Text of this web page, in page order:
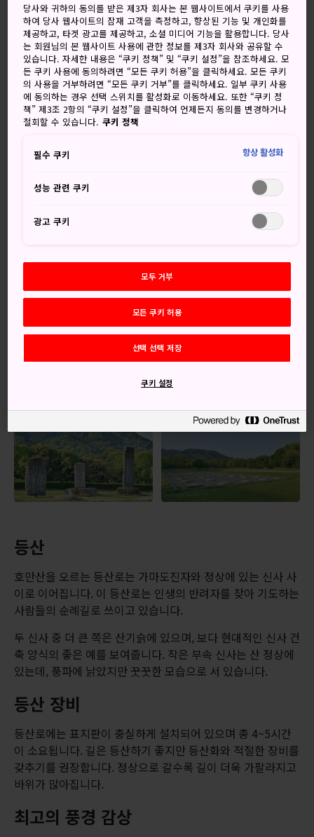
키워드 지도
정상에서 캠핑장과 아래 넓게 펼쳐
진 후쿠오카의 전경을 즐길 수 있는
다자이후 등산
호만산은다자이후시
외곽에 있는 반나절 가량의 하이킹 코
스입니다. 정상에서는 해안부터 북쪽의 시가지와 남쪽의 산지
까지 모두 아우르는 후쿠오카의 멋진 경치를 볼 수 있습니다.
등산로는 호만산 기슭의 가마도진자 옆에 있으며 다자이후역
에서 출발하는 지선 마을버스로 갈 수 있습니다.
버스는 약 30분 간격으로 출발하며, 다자이후역에서 가마도진
자까지는 약 10분 정도 거리입니다. 걸어가면 가마도진자까지
는 약 35분에서 40분 정도 걸립니다.
등산
호만산을 오르는 등산로는 가마도진자와 정상에 있는 신사 사
이로 이어집니다. 이 등산로는 인생의 반려자를 찾아 기도하는
사람들의 순례길로 쓰이고 있습니다.
두 신사 중 더 큰 쪽은 산기슭에 있으며, 보다 현대적인 신사 건
축 양식의 좋은 예를 보여줍니다. 작은 부속 신사는 산 정상에
있는데, 풍파에 낡았지만 꿋꿋한 모습으로 서 있습니다.
등산 장비
등산로에는 표지판이 충실하게 설치되어 있으며 총 4~5시간
이 소요됩니다. 길은 등산하기 좋지만 등산화와 적절한 장비를
갖추기를 권장합니다. 정상으로 갈수록 길이 더욱 가팔라지고
바위가 많아집니다.
최고의 풍경 감상
당사와 귀하의 동의를 받은 제3자 회사는 본 웹사이트에서 쿠키를 사용
하여 당사 웹사이트의 잠재 고객을 측정하고, 향상된 기능 및 개인화를
제공하고, 타겟 광고를 제공하고, 소셜 미디어 기능을 활용합니다. 당사
는 회원님의 본 웹사이트 사용에 관한 정보를 제3자 회사와 공유할 수
있습니다. 자세한 내용은 “쿠키 정책” 및 “쿠키 설정”을 참조하세요. 모
든 쿠키 사용에 동의하려면 “모든 쿠키 허용”을 클릭하세요. 모든 쿠키
의 사용을 거부하려면 “모든 쿠키 거부”를 클릭하세요. 일부 쿠키 사용
에 동의하는 경우 선택 스위치를 활성화로 이동하세요. 또한 “쿠키 정
책” 제3조 2항의 “쿠키 설정”을 클릭하여 언제든지 동의를 변경하거나
철회할 수 있습니다. 쿠키 정책
필수 쿠키 항상 활성화
성능 관련 쿠키
광고 쿠키
모두 거부
모든 쿠키 허용
선택 선택 저장
쿠키 설정